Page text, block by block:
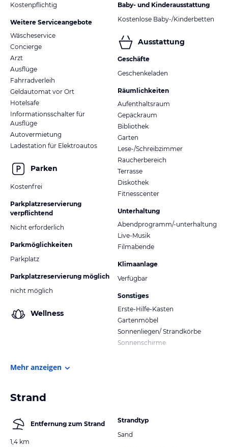
Kostenpflichtig
Weitere Serviceangebote
Wäscheservice
Concierge
Arzt
Ausflüge
Fahrradverleih
Geldautomat vor Ort
Hotelsafe
Informationsschalter für
Ausflüge
Autovermietung
Ladestation für Elektroautos
Parken
Kostenfrei
Parkplatzreservierung
verpflichtend
Nicht erforderlich
Parkmöglichkeiten
Parkplatz
Parkplatzreservierung möglich
nicht möglich
Wellness
Baby- und Kinderausstattung
Kostenlose Baby-/Kinderbetten
Ausstattung
Geschäfte
Geschenkeladen
Räumlichkeiten
Aufenthaltsraum
Gepäckraum
Bibliothek
Garten
Lese-/Schreibzimmer
Raucherbereich
Terrasse
Diskothek
Fitnesscenter
Unterhaltung
Abendprogramm/-unterhaltung
Live-Musik
Filmabende
Klimaanlage
Verfügbar
Sonstiges
Erste-Hilfe-Kasten
Gartenmöbel
Sonnenliegen/ Strandkörbe
Sonnenschirme
Mehr anzeigen
Strand
Entfernung zum Strand
1,4 km
Strandtyp
Sand